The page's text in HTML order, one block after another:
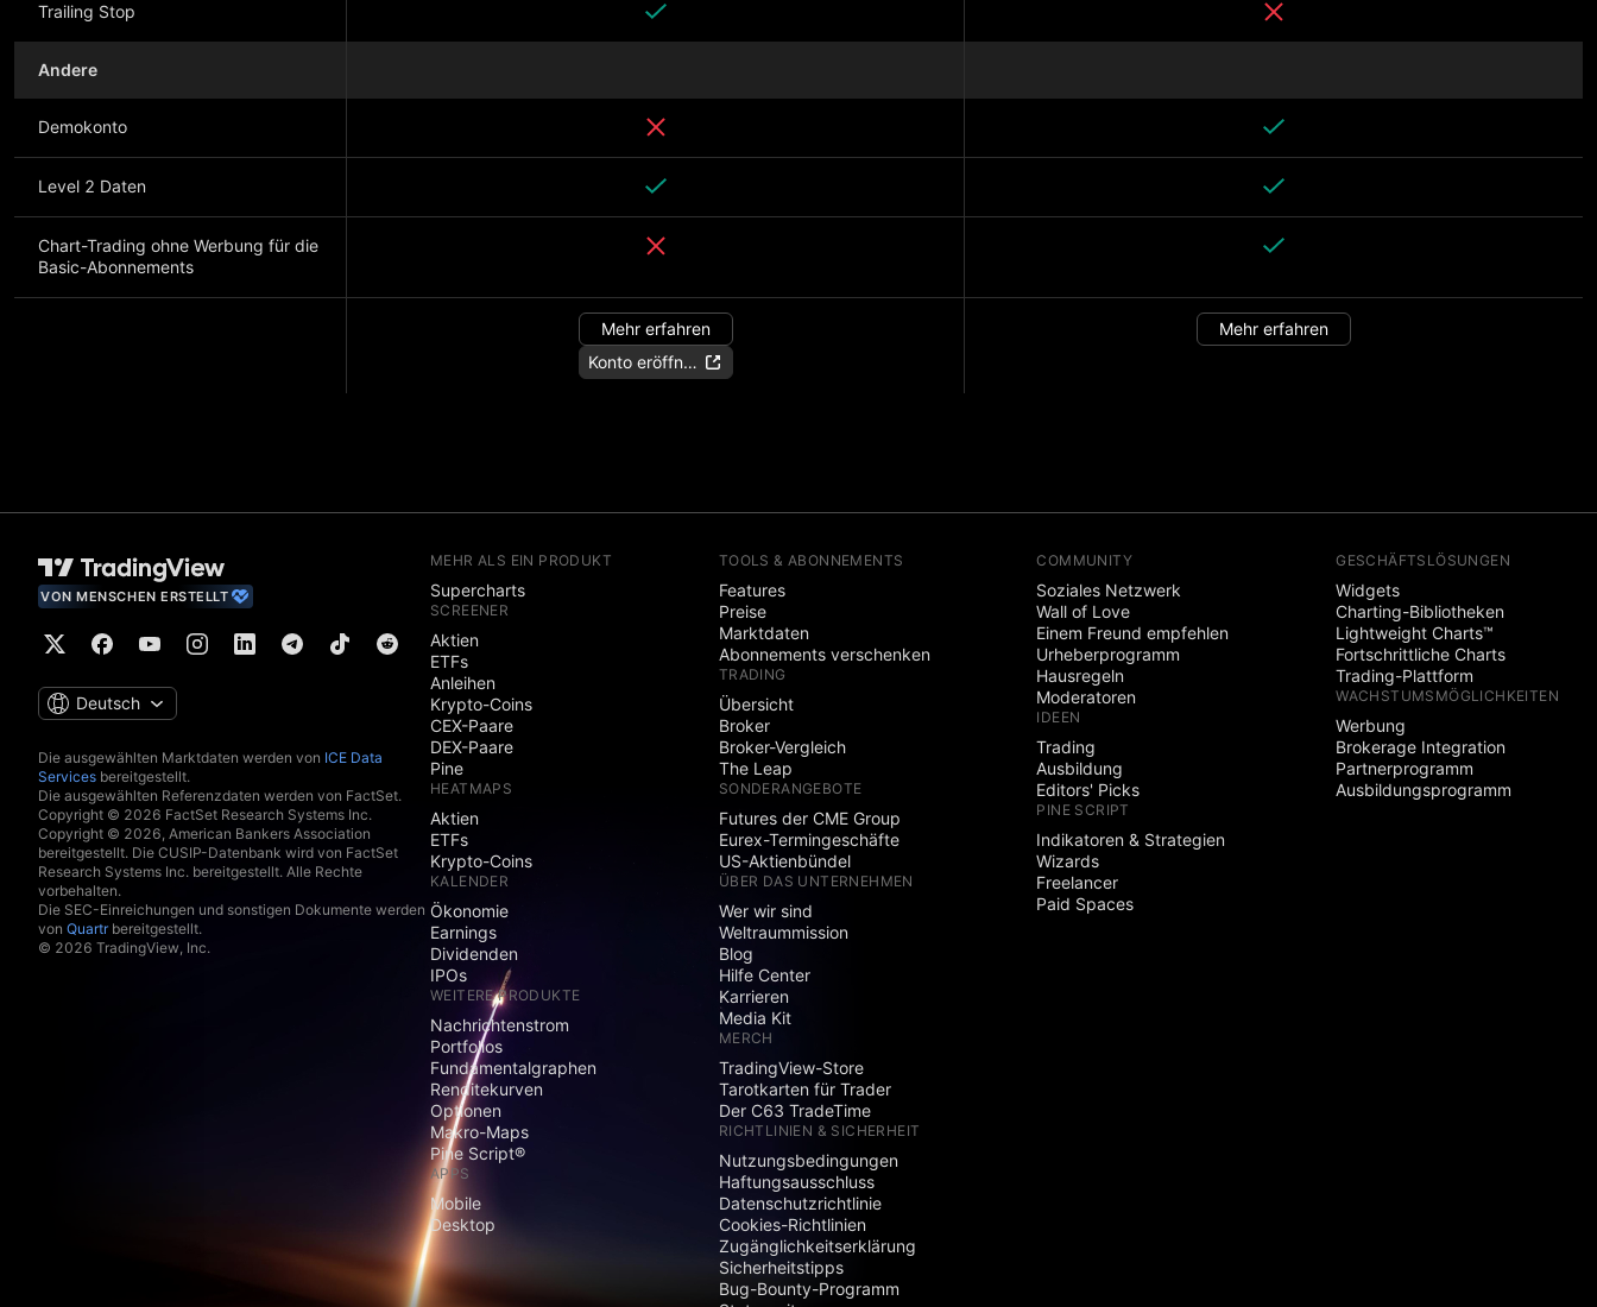
Trailing Stop
Andere
Demokonto
Level 2 Daten
Chart-Trading ohne Werbung für die
Basic-Abonnements
Mehr erfahren
Konto eröffnen
Mehr erfahren
VON MENSCHEN ERSTELLT
Deutsch
Die ausgewählten Marktdaten werden von ICE Data
Services bereitgestellt.
Die ausgewählten Referenzdaten werden von FactSet.
Copyright © 2026 FactSet Research Systems Inc.
Copyright © 2026, American Bankers Association
bereitgestellt. Die CUSIP-Datenbank wird von FactSet
Research Systems Inc. bereitgestellt. Alle Rechte
vorbehalten.
Die SEC-Einreichungen und sonstigen Dokumente werden
von Quartrbereitgestellt.
© 2026 TradingView, Inc.
MEHR ALS EIN PRODUKT
Supercharts
SCREENER
Aktien
ETFs
Anleihen
Krypto-Coins
CEX-Paare
DEX-Paare
Pine
HEATMAPS
Aktien
ETFs
Krypto-Coins
KALENDER
Ökonomie
Earnings
Dividenden
IPOs
WEITERE PRODUKTE
Nachrichtenstrom
Portfolios
Fundamentalgraphen
Renditekurven
Optionen
Makro-Maps
Pine Script®
APPS
Mobile
Desktop
TOOLS & ABONNEMENTS
Features
Preise
Marktdaten
Abonnements verschenken
TRADING
Übersicht
Broker
Broker-Vergleich
The Leap
SONDERANGEBOTE
Futures der CME Group
Eurex-Termingeschäfte
US-Aktienbündel
ÜBER DAS UNTERNEHMEN
Wer wir sind
Weltraummission
Blog
Hilfe Center
Karrieren
Media Kit
MERCH
TradingView-Store
Tarotkarten für Trader
Der C63 TradeTime
RICHTLINIEN & SICHERHEIT
Nutzungsbedingungen
Haftungsausschluss
Datenschutzrichtlinie
Cookies-Richtlinien
Zugänglichkeitserklärung
Sicherheitstipps
Bug-Bounty-Programm
COMMUNITY
Soziales Netzwerk
Wall of Love
Einem Freund empfehlen
Urheberprogramm
Hausregeln
Moderatoren
IDEEN
Trading
Ausbildung
Editors' Picks
PINE SCRIPT
Indikatoren & Strategien
Wizards
Freelancer
Paid Spaces
GESCHÄFTSLÖSUNGEN
Widgets
Charting-Bibliotheken
Lightweight Charts™
Fortschrittliche Charts
Trading-Plattform
WACHSTUMSMÖGLICHKEITEN
Werbung
Brokerage Integration
Partnerprogramm
Ausbildungsprogramm